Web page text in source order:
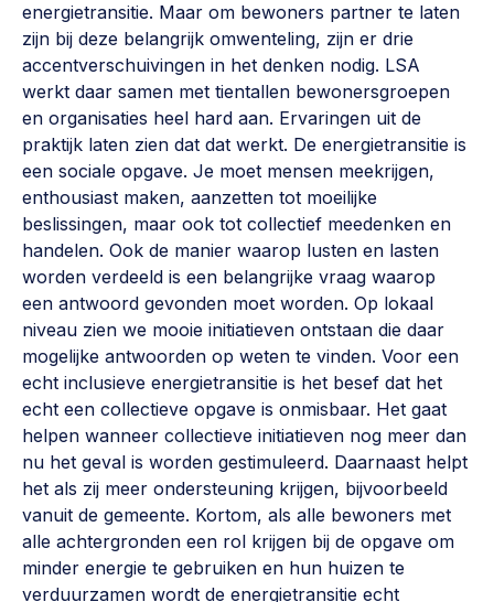
energietransitie. Maar om bewoners partner te laten
zijn bij deze belangrijk omwenteling, zijn er drie
accentverschuivingen in het denken nodig. LSA
werkt daar samen met tientallen bewonersgroepen
en organisaties heel hard aan. Ervaringen uit de
praktijk laten zien dat dat werkt. De energietransitie is
een sociale opgave. Je moet mensen meekrijgen,
enthousiast maken, aanzetten tot moeilijke
beslissingen, maar ook tot collectief meedenken en
handelen. Ook de manier waarop lusten en lasten
worden verdeeld is een belangrijke vraag waarop
een antwoord gevonden moet worden. Op lokaal
niveau zien we mooie initiatieven ontstaan die daar
mogelijke antwoorden op weten te vinden. Voor een
echt inclusieve energietransitie is het besef dat het
echt een collectieve opgave is onmisbaar. Het gaat
helpen wanneer collectieve initiatieven nog meer dan
nu het geval is worden gestimuleerd. Daarnaast helpt
het als zij meer ondersteuning krijgen, bijvoorbeeld
vanuit de gemeente. Kortom, als alle bewoners met
alle achtergronden een rol krijgen bij de opgave om
minder energie te gebruiken en hun huizen te
verduurzamen wordt de energietransitie echt